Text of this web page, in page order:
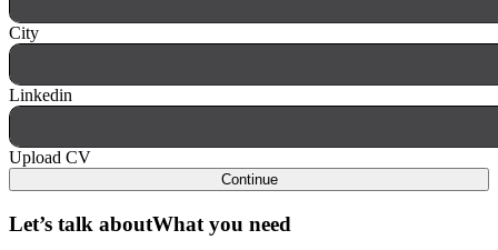
City
Linkedin
Upload CV
Continue
Let’s talk aboutWhat you need